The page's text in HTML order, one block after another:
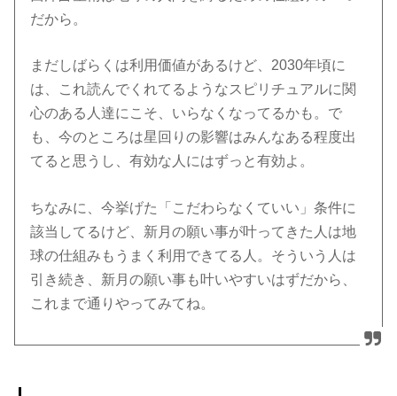
だから。
まだしばらくは利用価値があるけど、2030年頃に
は、これ読んでくれてるようなスピリチュアルに関
心のある人達にこそ、いらなくなってるかも。で
も、今のところは星回りの影響はみんなある程度出
てると思うし、有効な人にはずっと有効よ。
ちなみに、今挙げた「こだわらなくていい」条件に
該当してるけど、新月の願い事が叶ってきた人は地
球の仕組みもうまく利用できてる人。そういう人は
引き続き、新月の願い事も叶いやすいはずだから、
これまで通りやってみてね。